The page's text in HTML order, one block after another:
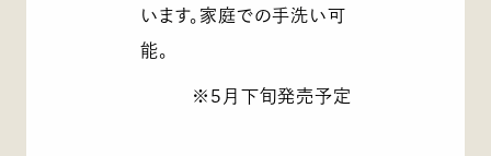
います。家庭での手洗い可
能。
※5月下旬発売予定